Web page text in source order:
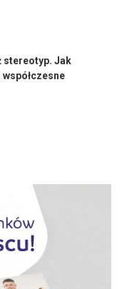
stereotyp. Jak